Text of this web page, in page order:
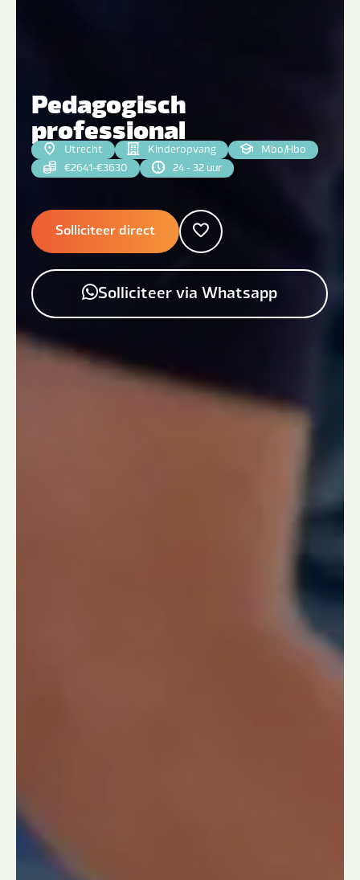
Pedagogisch
professional
Utrecht Kinderopvang Mbo|Hbo
€2641-€3630
24 - 32 uur
Solliciteer direct
Solliciteer via Whatsapp